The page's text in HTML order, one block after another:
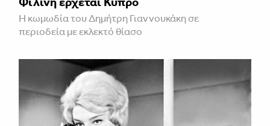
Η κωμωδία του Δημήτρη Γιαννουκάκη σε
περιοδεία με εκλεκτό θίασο